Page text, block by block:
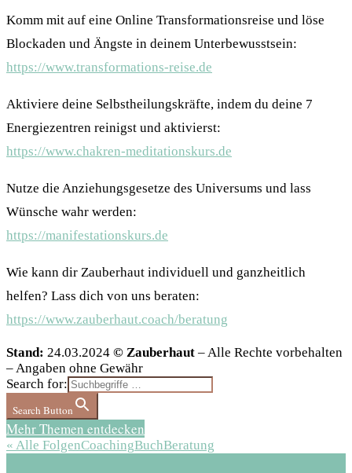
Komm mit auf eine Online Transformationsreise und löse
Blockaden und Ängste in deinem Unterbewusstsein:
https://www.transformations-reise.de
Aktiviere deine Selbstheilungskräfte, indem du deine 7
Energiezentren reinigst und aktivierst:
https://www.chakren-meditationskurs.de
Nutze die Anziehungsgesetze des Universums und lass
Wünsche wahr werden:
https://manifestationskurs.de
Wie kann dir Zauberhaut individuell und ganzheitlich
helfen? Lass dich von uns beraten:
https://www.zauberhaut.coach/beratung
Stand: 24.03.2024 © Zauberhaut – Alle Rechte vorbehalten
– Angaben ohne Gewähr
Search for:
Search Button
Mehr Themen entdecken
« Alle FolgenCoachingBuchBeratung